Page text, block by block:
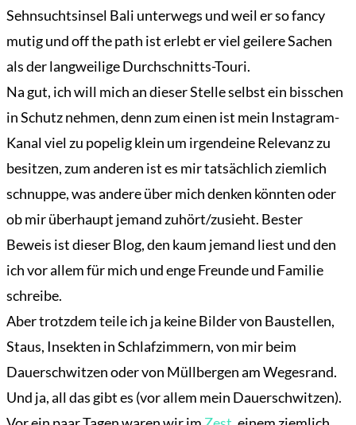
Sehnsuchtsinsel Bali unterwegs und weil er so fancy
mutig und off the path ist erlebt er viel geilere Sachen
als der langweilige Durchschnitts-Touri.
Na gut, ich will mich an dieser Stelle selbst ein bisschen
in Schutz nehmen, denn zum einen ist mein Instagram-
Kanal viel zu popelig klein um irgendeine Relevanz zu
besitzen, zum anderen ist es mir tatsächlich ziemlich
schnuppe, was andere über mich denken könnten oder
ob mir überhaupt jemand zuhört/zusieht. Bester
Beweis ist dieser Blog, den kaum jemand liest und den
ich vor allem für mich und enge Freunde und Familie
schreibe.
Aber trotzdem teile ich ja keine Bilder von Baustellen,
Staus, Insekten in Schlafzimmern, von mir beim
Dauerschwitzen oder von Müllbergen am Wegesrand.
Und ja, all das gibt es (vor allem mein Dauerschwitzen).